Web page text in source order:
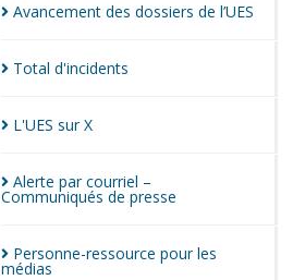
Avancement des dossiers de l’UES
Total d'incidents
L'UES surX
Alerte par courriel –
Communiqués de presse
Personne-ressource pour les
médias